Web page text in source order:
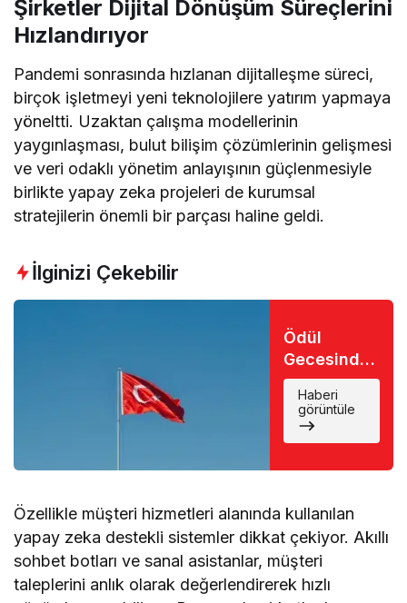
Şirketler Dijital Dönüşüm Süreçlerini
Hızlandırıyor
Pandemi sonrasında hızlanan dijitalleşme süreci,
birçok işletmeyi yeni teknolojilere yatırım yapmaya
yöneltti. Uzaktan çalışma modellerinin
yaygınlaşması, bulut bilişim çözümlerinin gelişmesi
ve veri odaklı yönetim anlayışının güçlenmesiyle
birlikte yapay zeka projeleri de kurumsal
stratejilerin önemli bir parçası haline geldi.
İlginizi Çekebilir
Ödül
Gecesinde
Büyük Şok:
Favori İsim
Eli Boş
Döndü
Haberi
görüntüle
Özellikle müşteri hizmetleri alanında kullanılan
yapay zeka destekli sistemler dikkat çekiyor. Akıllı
sohbet botları ve sanal asistanlar, müşteri
taleplerini anlık olarak değerlendirerek hızlı